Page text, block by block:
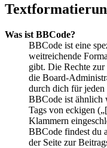
Was ist BBCode?
BBCode ist eine
weitreichende
gibt. Die Rechte
die Board-
durch dich für
BBCode ist ähnlich
Tags von eckigen
Klammern
BBCode findest du
der Seite zur